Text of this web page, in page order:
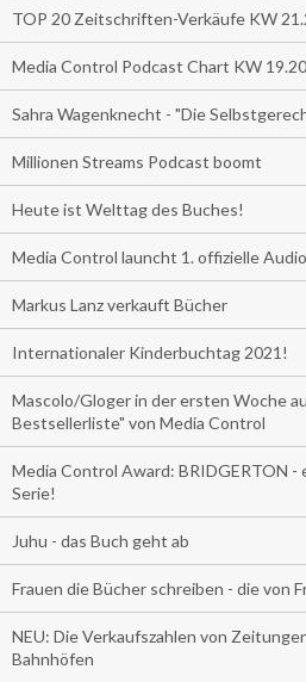
TOP 20 Zeitschriften-Verkäufe KW
Media Control Podcast Chart KW
Sahra Wagenknecht - "Die
Millionen Streams Podcast boomt
Heute ist Welttag des Buches!
Media Control launcht 1. offizielle
Markus Lanz verkauft Bücher
Internationaler Kinderbuchtag 2021!
Mascolo/Gloger in der ersten Woche
Bestsellerliste" von Media Control
Media Control Award: BRIDGERTON
Serie!
Juhu - das Buch geht ab
Frauen die Bücher schreiben - die von
NEU: Die Verkaufszahlen von
Bahnhöfen